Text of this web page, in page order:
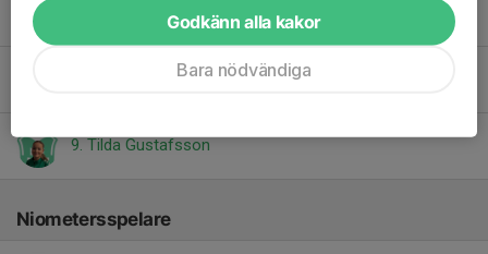
Josefine Karlsson
5. Michaela Dahl
9. Tilda Gustafsson
Niometersspelare
Godkänn alla kakor
Bara nödvändiga